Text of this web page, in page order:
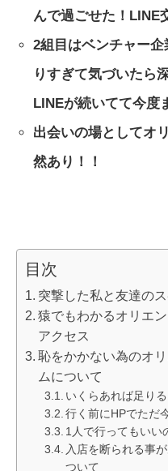
んで過ごせた！LINE
2組目はベンチャー
りすぎて気づいたら
LINEが続いてて今度
出会いの場としてオ
然あり！！
目次
突撃した私と友達の
猿でもわかるオリエ
アクセス
恥をかかない為のオ
ムについて
いくらあれば足り
行く前にHPでただ
1人で行ってもいい
入店を断られる事
ついて